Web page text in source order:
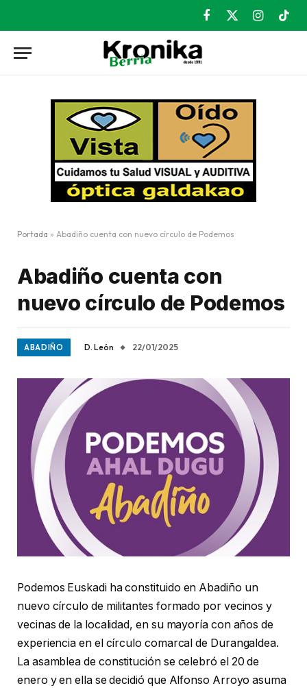
Facebook
X
Instagram
Portada » Abadiño cuenta con nuevo círculo de Podemos
Abadiño cuenta con
nuevo círculo de Podemos
ABADIÑO D. León 22/01/2025
Podemos Euskadi ha constituido en Abadiño un
nuevo círculo de militantes formado por vecinos y
vecinas de la localidad, en su mayoría con años de
experiencia en el círculo comarcal de Durangaldea.
La asamblea de constitución se celebró el 20 de
enero y en ella se decidió que Alfonso Arroyo asuma